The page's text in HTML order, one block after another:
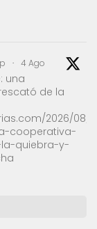
· 4 Ago
una
de la
2026/08/
cooperativa-
quiebra-y-